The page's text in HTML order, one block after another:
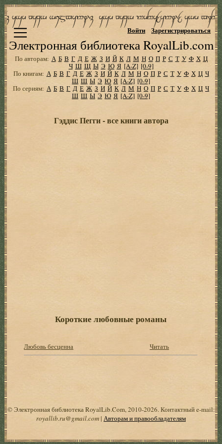
Электронная библиотека RoyalLib.com
Войти Зарегистрироваться
По авторам: А Б В Г Д Е Ж З И Й К Л М Н О П Р С Т У Ф Х Ц
Ч Ш Щ Ы Э Ю Я [A-Z] [0-9]
По книгам: А Б В Г Д Е Ж З И Й К Л М Н О П Р С Т У Ф Х Ц Ч
Ш Щ Ы Э Ю Я [A-Z] [0-9]
По сериям: А Б В Г Д Е Ж З И Й К Л М Н О П Р С Т У Ф Х Ц Ч
Ш Щ Ы Э Ю Я [A-Z] [0-9]
Гэддис Пегги - все книги автора
Короткие любовные романы
Любовь бесценна Читать
© Электронная библиотека RoyalLib.Com, 2010-2026. Контактный e-mail:
royallib.ru@gmail.com| Авторам и правообладателям